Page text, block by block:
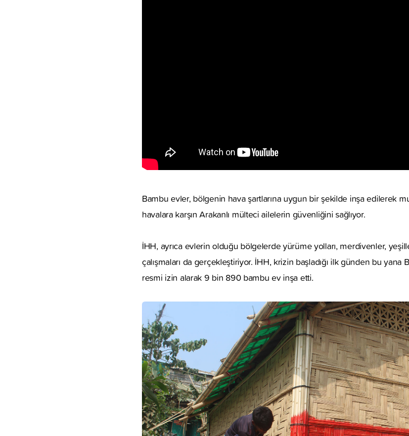
Bambu evler, bölgenin hava şartlarına uygun bir şekilde inşa edilerek
havalara karşın Arakanlı mülteci ailelerin güvenliğini sağlıyor.
İHH, ayrıca evlerin olduğu bölgelerde yürüme yolları, merdivenler,
çalışmaları da gerçekleştiriyor. İHH, krizin başladığı ilk günden bu
resmi izin alarak 9 bin 890 bambu ev inşa etti.